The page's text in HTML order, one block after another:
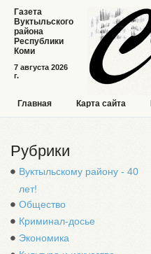
7 августа 2026
г.
Газета
Вуктыльского
района
Республики
Коми
Главная Карта сайта
Рубрики
Вуктыльскому району - 40
лет!
Общество
Криминал-досье
Экономика